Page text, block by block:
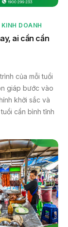
DOANH
ai cần cẩn
của mỗi tuổi
giáp bước vào
khởi sắc và
cần bình tĩnh